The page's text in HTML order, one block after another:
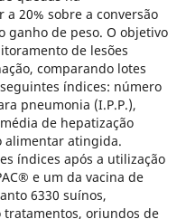
20% sobre a conversão
ganho de peso. O objetivo
de lesões
comparando lotes
índices: número
pneumonia (I.P.P.),
de hepatização
alimentar atingida.
índices após a utilização
e um da vacina de
6330 suínos,
oriundos de